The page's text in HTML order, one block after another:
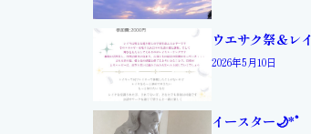
ウエサク祭＆レ
2026年5月10日
イースター🌙*ﾟ